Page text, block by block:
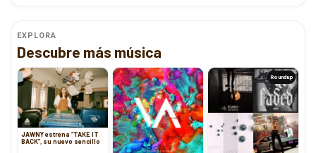
EXPLORA
Descubre más música
JAWNY estrena “TAKE IT
BACK”, su nuevo sencillo
Roundup